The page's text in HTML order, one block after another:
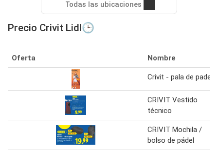
Todas las ubicaciones
Precio Crivit Lidl🕒
Oferta Nombre
Crivit - pala de padel
CRIVIT Vestido
técnico
CRIVIT Mochila /
bolso de pádel